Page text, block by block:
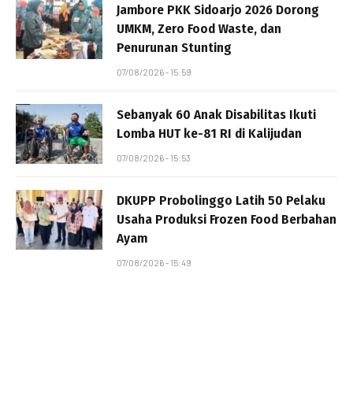
Jambore PKK Sidoarjo 2026 Dorong
UMKM, Zero Food Waste, dan
Penurunan Stunting
07/08/2026 - 15:59
Sebanyak 60 Anak Disabilitas Ikuti
Lomba HUT ke-81 RI di Kalijudan
07/08/2026 - 15:53
DKUPP Probolinggo Latih 50 Pelaku
Usaha Produksi Frozen Food Berbahan
Ayam
07/08/2026 - 15:49